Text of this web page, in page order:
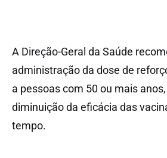
A Direção-Geral da Saúde
administração da dose de
a pessoas com 50 ou mais
diminuição da eficácia das
tempo.